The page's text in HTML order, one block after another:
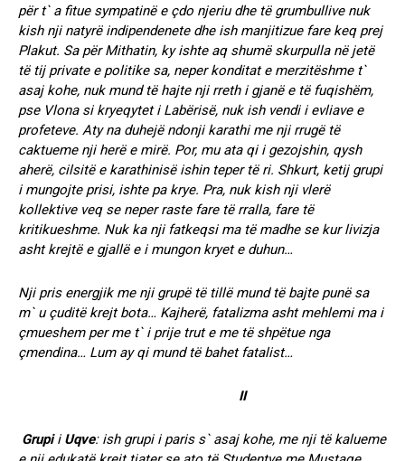
për t` a fitue sympatinë e çdo njeriu dhe të grumbullive nuk
kish nji natyrë indipendenete dhe ish manjitizue fare keq prej
Plakut. Sa për Mithatin, ky ishte aq shumë skurpulla në jetë
të tij private e politike sa, neper konditat e merzitëshme t`
asaj kohe, nuk mund të hajte nji rreth i gjanë e të fuqishëm,
pse Vlona si kryeqytet i Labërisë, nuk ish vendi i evliave e
profeteve. Aty na duhejë ndonji karathi me nji rrugë të
caktueme nji herë e mirë. Por, mu ata qi i gezojshin, qysh
aherë, cilsitë e karathinisë ishin teper të ri. Shkurt, ketij grupi
i mungojte prisi, ishte pa krye. Pra, nuk kish nji vlerë
kollektive veq se neper raste fare të rralla, fare të
kritikueshme. Nuk ka nji fatkeqsi ma të madhe se kur livizja
asht krejtë e gjallë e i mungon kryet e duhun…
Nji pris energjik me nji grupë të tillë mund të bajte punë sa
m` u çuditë krejt bota… Kajherë, fatalizma asht mehlemi ma i
çmueshem per me t` i prije trut e me të shpëtue nga
çmendina… Lum ay qi mund të bahet fatalist…
II
Grupii Uqve: ish grupi i paris s` asaj kohe, me nji të kalueme